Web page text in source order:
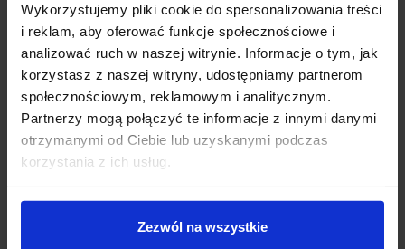
Wykorzystujemy pliki cookie do spersonalizowania treści
i reklam, aby oferować funkcje społecznościowe i
analizować ruch w naszej witrynie. Informacje o tym, jak
korzystasz z naszej witryny, udostępniamy partnerom
społecznościowym, reklamowym i analitycznym.
Partnerzy mogą połączyć te informacje z innymi danymi
otrzymanymi od Ciebie lub uzyskanymi podczas
korzystania z ich usług.
Zezwól na wszystkie
ASTRO CUT 1412001, 1412002to bardzo nowoczesna
lampka biurkowa lub podłogowa brytyjskiej firmy Astro
Lighting, w formie tuby. Świecąca w górę lampa
wykonana jest z aluminium, a wykończona jest w 2
kolorach do wyboru: biały lub nikiel. Przystosowana
jest do źródeł światła typu LED GU10 o mocy 6W.
Lampa świetnie sprawdzi się jako oświetlenie w
salonie, gabinecie czy sypialni wprowadzając
Parametry techniczne: